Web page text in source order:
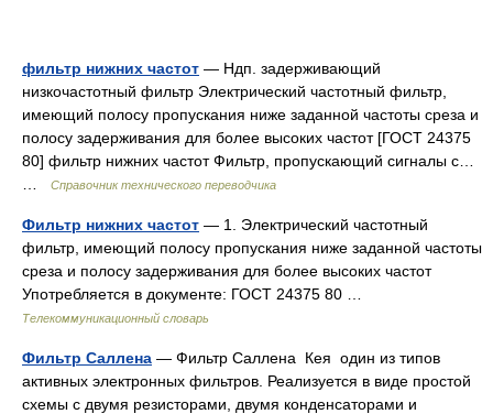
фильтр нижних частот — Ндп. задерживающий
низкочастотный фильтр Электрический частотный фильтр,
имеющий полосу пропускания ниже заданной частоты среза и
полосу задерживания для более высоких частот [ГОСТ 24375
80] фильтр нижних частот Фильтр, пропускающий сигналы с…
Справочник технического переводчика
Фильтр нижних частот — 1. Электрический частотный
фильтр, имеющий полосу пропускания ниже заданной частоты
среза и полосу задерживания для более высоких частот
Употребляется в документе: ГОСТ 24375 80 …
Телекоммуникационный словарь
Фильтр Саллена — Фильтр Саллена Кея один из типов
активных электронных фильтров. Реализуется в виде простой
схемы с двумя резисторами, двумя конденсаторами и